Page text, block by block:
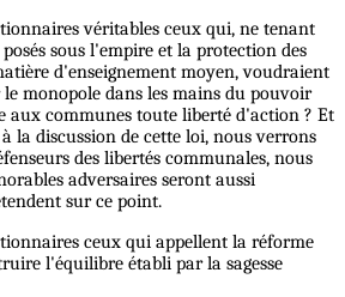
véritables ceux qui, ne tenant
sous l'empire et la protection des
d'enseignement moyen, voudraient
monopole dans les mains du pouvoir
aux communes toute liberté d'action ? Et
la discussion de cette loi, nous verrons
des libertés communales, nous
adversaires seront aussi
sur ce point.
ceux qui appellent la réforme
l'équilibre établi par la sagesse